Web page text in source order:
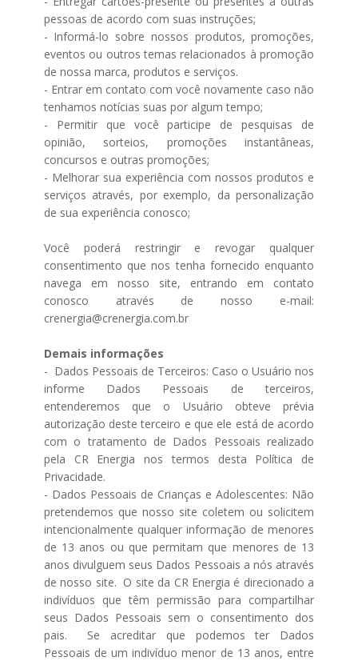
pessoas de acordo com suas instruções;
- Informá-lo sobre nossos produtos, promoções,
eventos ou outros temas relacionados à promoção
de nossa marca, produtos e serviços.
- Entrar em contato com você novamente caso não
tenhamos notícias suas por algum tempo;
- Permitir que você participe de pesquisas de
opinião, sorteios, promoções instantâneas,
concursos e outras promoções;
- Melhorar sua experiência com nossos produtos e
serviços através, por exemplo, da personalização
de sua experiência conosco;
Você poderá restringir e revogar qualquer
consentimento que nos tenha fornecido enquanto
navega em nosso site, entrando em contato
conosco através de nosso e-mail:
crenergia@crenergia.com.br
Demais informações
- Dados Pessoais de Terceiros: Caso o Usuário nos
informe Dados Pessoais de terceiros,
entenderemos que o Usuário obteve prévia
autorização deste terceiro e que ele está de acordo
com o tratamento de Dados Pessoais realizado
pela CR Energia nos termos desta Política de
Privacidade.
- Dados Pessoais de Crianças e Adolescentes: Não
pretendemos que nosso site coletem ou solicitem
intencionalmente qualquer informação de menores
de 13 anos ou que permitam que menores de 13
anos divulguem seus Dados Pessoais a nós através
de nosso site. O site da CR Energia é direcionado a
indivíduos que têm permissão para compartilhar
seus Dados Pessoais sem o consentimento dos
pais. Se acreditar que podemos ter Dados
Pessoais de um indivíduo menor de 13 anos, entre